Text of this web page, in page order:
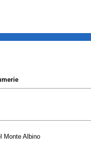
Monte Albino